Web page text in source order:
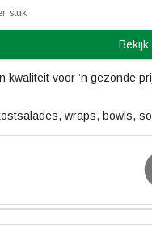
stuk
Bekijk
kwaliteit voor ’n gezonde
wraps, bowls,